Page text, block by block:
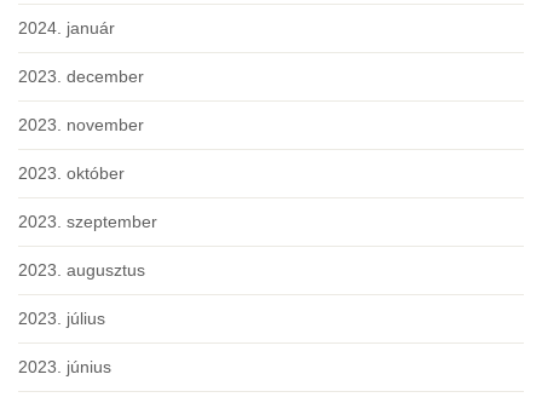
2024. január
2023. december
2023. november
2023. október
2023. szeptember
2023. augusztus
2023. július
2023. június